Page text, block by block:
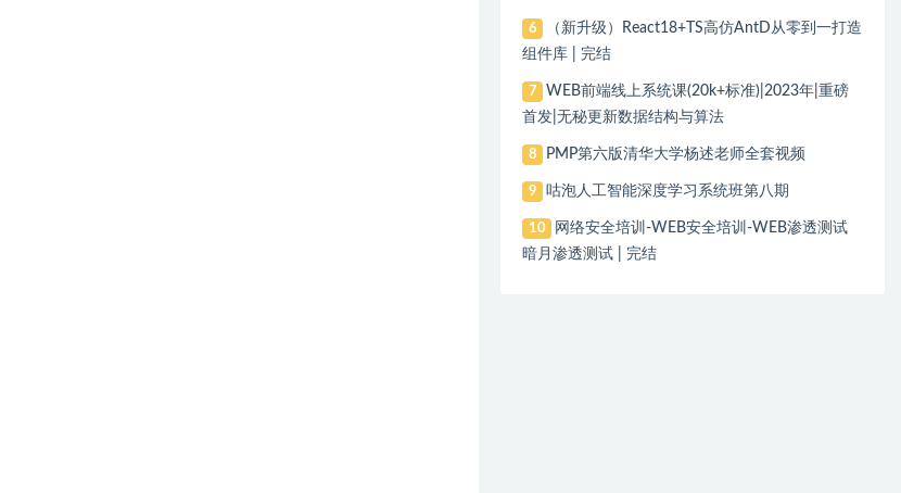
6
（新升级）React18+TS高仿AntD从零到一打造
组件库 | 完结
7
WEB前端线上系统课(20k+标准)|2023年|重磅
首发|无秘更新数据结构与算法
8 PMP第六版清华大学杨述老师全套视频
9 咕泡人工智能深度学习系统班第八期
10
网络安全培训-WEB安全培训-WEB渗透测试
暗月渗透测试 | 完结